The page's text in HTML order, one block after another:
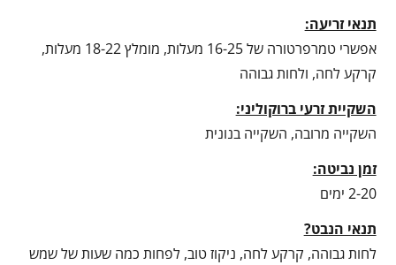
תנאי זריעה:
אפשרי טמרפרטורה של 16-25 מעלות, מומלץ 18-22 מעלות,
קרקע לחה, ולחות גבוהה
השקיית זרעי ברוקוליני:
השקייה מרובה, השקייה בנונית
זמן נביטה:
2-20 ימים
תנאי הנבט?
לחות גבוהה, קרקע לחה, ניקוז טוב, לפחות כמה שעות של שמש